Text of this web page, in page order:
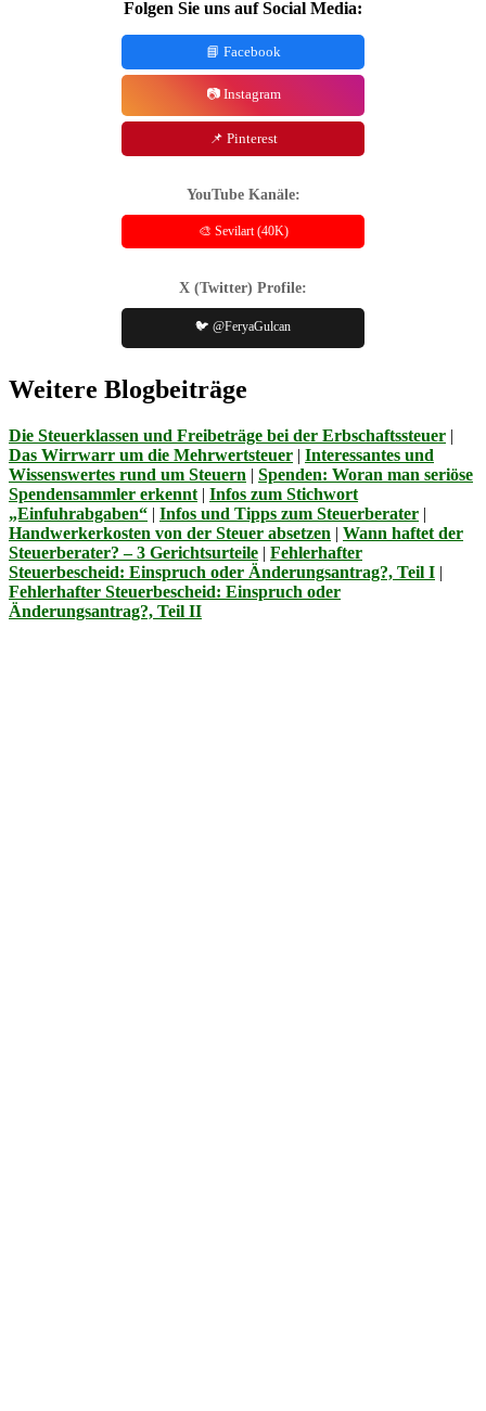
Folgen Sie uns auf Social Media:
📘 Facebook
📷 Instagram
📌 Pinterest
YouTube Kanäle:
🎨 Sevilart (40K)
X (Twitter) Profile:
🐦 @FeryaGulcan
Weitere Blogbeiträge
Die Steuerklassen und Freibeträge bei der Erbschaftssteuer |
Das Wirrwarr um die Mehrwertsteuer | Interessantes und
Wissenswertes rund um Steuern | Spenden: Woran man seriöse
Spendensammler erkennt | Infos zum Stichwort
„Einfuhrabgaben“ | Infos und Tipps zum Steuerberater |
Handwerkerkosten von der Steuer absetzen | Wann haftet der
Steuerberater? – 3 Gerichtsurteile | Fehlerhafter
Steuerbescheid: Einspruch oder Änderungsantrag?, Teil I |
Fehlerhafter Steuerbescheid: Einspruch oder
Änderungsantrag?, Teil II